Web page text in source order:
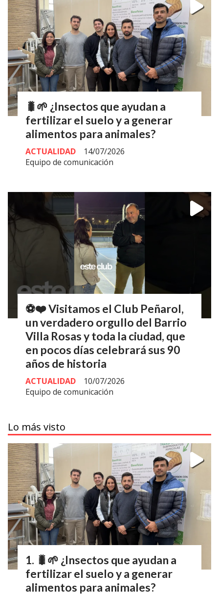
🐛🌱 ¿Insectos que ayudan a
fertilizar el suelo y a generar
alimentos para animales?
Equipo de comunicación
ACTUALIDAD 14/07/2026
⚽❤️ Visitamos el Club Peñarol,
un verdadero orgullo del Barrio
Villa Rosas y toda la ciudad, que
en pocos días celebrará sus 90
años de historia
Equipo de comunicación
ACTUALIDAD 10/07/2026
Lo más visto
🐛🌱 ¿Insectos que ayudan a
fertilizar el suelo y a generar
alimentos para animales?